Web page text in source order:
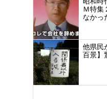
Ｍ特集
なかっ
他県民
百景】